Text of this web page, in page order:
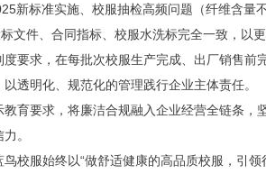
标准实施、校服抽检高频问题（纤维含量
文件、合同指标、校服水洗标完全一致，以
求，在每批次校服生产完成、出厂销售前
透明化、规范化的管理践行企业主体责任。
要求，将廉洁合规融入企业经营全链条，
。
服始终以“做舒适健康的高品质校服，引领